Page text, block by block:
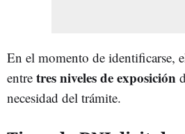
En el momento de identificarse,
entre tres niveles de exposición
necesidad del trámite.